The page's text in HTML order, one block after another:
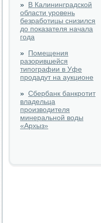
» В Калининградской
области уровень
безработицы снизился
до показателя начала
года
» Помещения
разорившейся
типографии в Уфе
продадут на аукционе
» Сбербанк банкротит
владельца
производителя
минеральной воды
«Архыз»